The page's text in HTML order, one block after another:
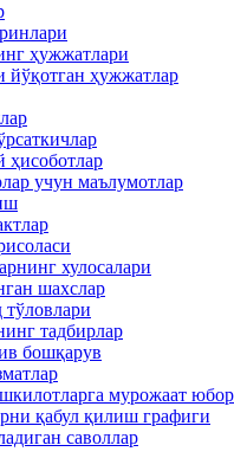
ҳужжатлари
йўқотган ҳужжатлар
учун маълумотлар
хулосалари
шахслар
тадбирлар
бошқарув
мурожаат
қабул қилиш графиги
саволлар